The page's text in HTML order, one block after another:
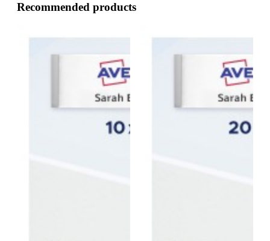
Recommended products